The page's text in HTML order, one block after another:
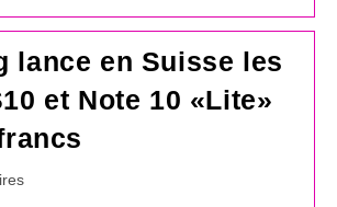
lance en Suisse les
et Note 10 «Lite»